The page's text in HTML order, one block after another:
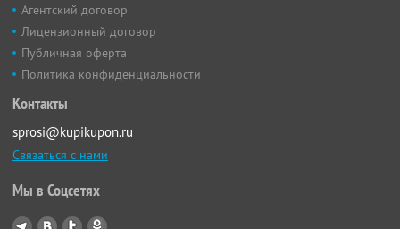
Агентский договор
Лицензионный договор
Публичная оферта
Политика конфиденциальности
Контакты
sprosi@kupikupon.ru
Связаться с нами
Мы в Соцсетях